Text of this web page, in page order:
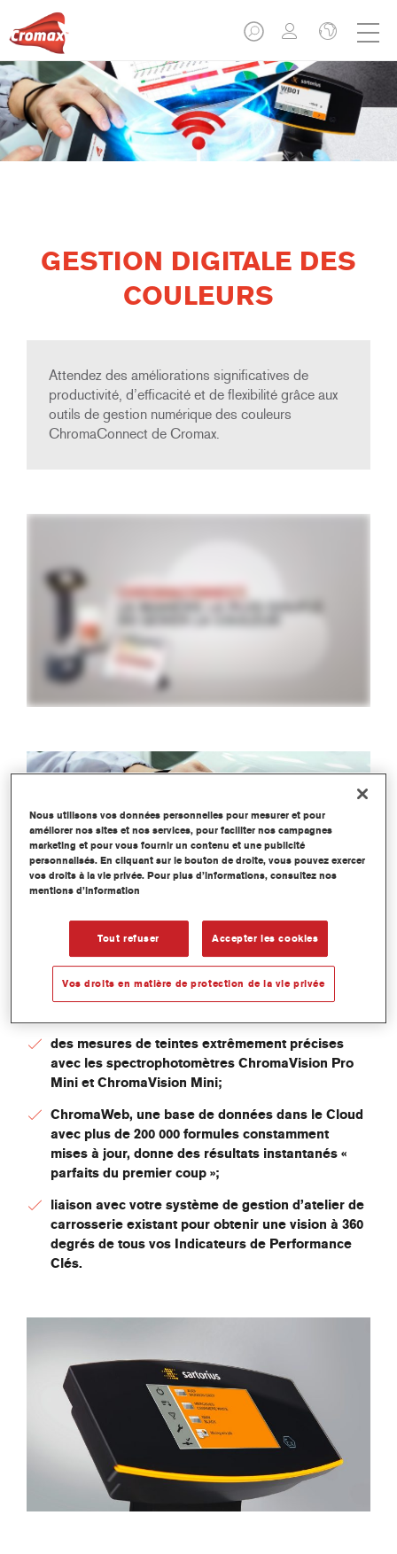
GESTION DIGITALE DES
COULEURS
Attendez des améliorations significatives de
productivité, d’efficacité et de flexibilité grâce aux
outils de gestion numérique des couleurs
ChromaConnect de Cromax.
PLUS DE PRODUCTIVITÉ:
des mesures de teintes extrêmement précises
avec les spectrophotomètres ChromaVision Pro
Mini et ChromaVision Mini;
ChromaWeb, une base de données dans le Cloud
avec plus de 200 000 formules constamment
mises à jour, donne des résultats instantanés «
parfaits du premier coup »;
liaison avec votre système de gestion d’atelier de
carrosserie existant pour obtenir une vision à 360
degrés de tous vos Indicateurs de Performance
Clés.
Nous utilisons vos données personnelles pour mesurer et pour
améliorer nos sites et nos services, pour faciliter nos campagnes
marketing et pour vous fournir un contenu et une publicité
personnalisés. En cliquant sur le bouton de droite, vous pouvez exercer
vos droits à la vie privée. Pour plus d’informations, consultez nos
mentions d’information
Tout refuser Accepter les cookies
Vos droits en matière de protection de la vie privée